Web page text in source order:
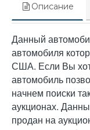
Описание
Данный
автомобиля
США. Если Вы
автомобиль
начнем поиски
аукционах.
продан на